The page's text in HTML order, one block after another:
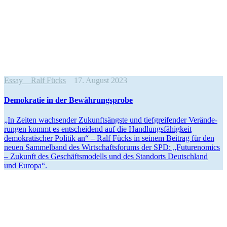
Essay Ralf Fücks 17. August 2023
Demokratie in der Bewährungsprobe
„In Zeiten wachsender Zukunfts­ängste und tiefgrei­fender Verän­de­
rungen kommt es entscheidend auf die Handlungs­fä­higkeit
demokra­ti­scher Politik an“ – Ralf Fücks in seinem Beitrag für den
neuen Sammelband des Wirtschafts­forums der SPD: „Future­nomics
– Zukunft des Geschäfts­mo­dells und des Standorts Deutschland
und Europa“.